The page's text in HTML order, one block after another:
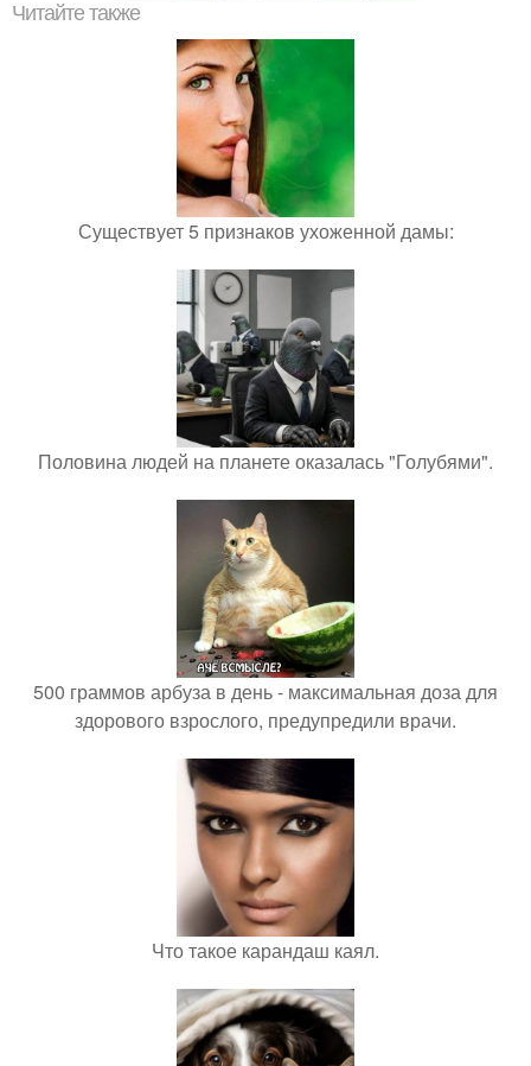
Читайте также
Существует 5 признаков ухоженной дамы:
Половина людей на планете оказалась "Голубями".
500 граммов арбуза в день - максимальная доза для
здорового взрослого, предупредили врачи.
Что такое карандаш каял.